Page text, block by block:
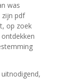
was
zijn pdf
op zoek